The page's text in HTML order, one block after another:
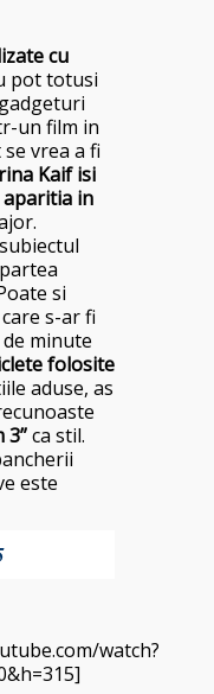
cu
pot totusi
un film in
vrea a fi
Kaif isi
aparitia in
si
s-ar fi
minute
folosite
aduse, as
3”ca stil.
este
watch?